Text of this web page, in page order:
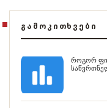
ᲒᲐᲛᲝᲙᲘᲗᲮᲕᲔᲑᲘ
როგორ